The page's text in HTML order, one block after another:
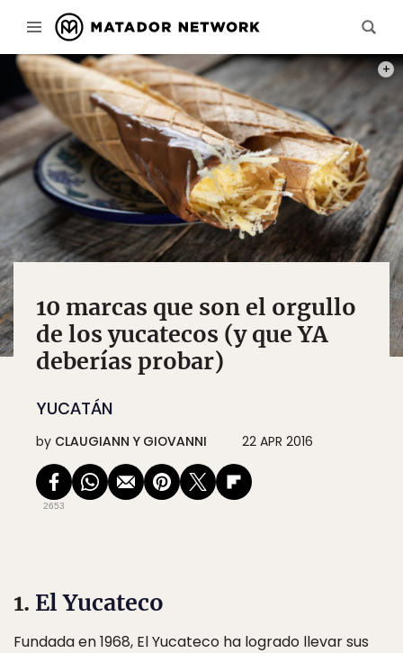
10 marcas que son el orgullo
de los yucatecos (y que YA
deberías probar)
YUCATÁN
by CLAUGIANN Y GIOVANNI 22 APR 2016
2653
1. El Yucateco
Fundada en 1968, El Yucateco ha logrado llevar sus